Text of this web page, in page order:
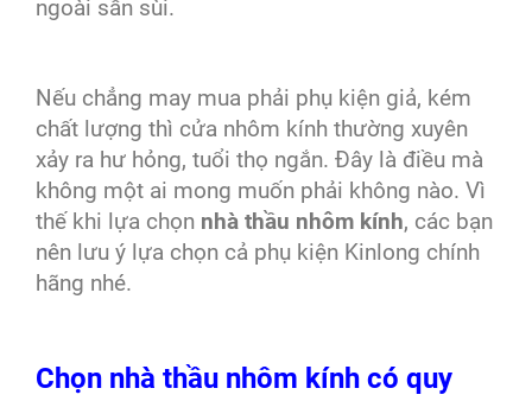
ngoài sần sùi.
Nếu chẳng may mua phải phụ kiện giả, kém
chất lượng thì cửa nhôm kính thường xuyên
xảy ra hư hỏng, tuổi thọ ngắn. Đây là điều mà
không một ai mong muốn phải không nào. Vì
thế khi lựa chọn nhà thầu nhôm kính, các bạn
nên lưu ý lựa chọn cả phụ kiện Kinlong chính
hãng nhé.
Chọn nhà thầu nhôm kính có quy